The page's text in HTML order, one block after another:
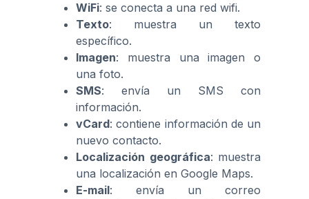
WiFi: se conecta a una red wifi.
Texto: muestra un texto
específico.
Imagen: muestra una imagen o
una foto.
SMS: envía un SMS con
información.
vCard: contiene información de un
nuevo contacto.
Localización geográfica: muestra
una localización en Google Maps.
E-mail: envía un correo